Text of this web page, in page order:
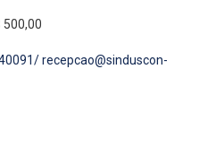
500,00
recepcao@sinduscon-